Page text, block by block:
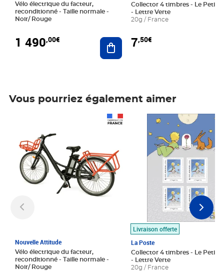
Vélo électrique du facteur,
reconditionné - Taille normale -
Noir/ Rouge
1 490,00€ Ajouter au panier
Collector 4 timbres - Le Petit
- Lettre Verte
20g / France
7,50€
Vous pourriez également aimer
Nouvelle Attitude
Vélo électrique du facteur,
reconditionné - Taille normale -
Noir/ Rouge
Livraison offerte
La Poste
Collector 4 timbres - Le Petit
- Lettre Verte
20g / France
Prix 7,50€